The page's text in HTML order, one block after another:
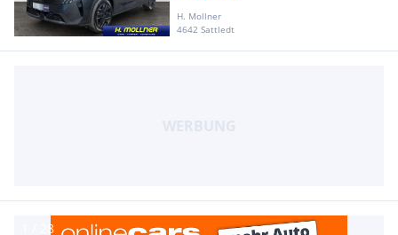
H. Mollner
4642 Sattledt